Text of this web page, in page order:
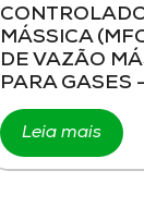
MÁSSICA
DE VAZÃO
PARA GASES
Leia mais